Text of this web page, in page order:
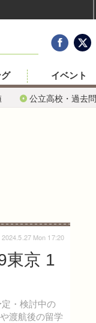
公立高校・過去問
イベント
東京 1
・検討中の
渡航後の留学
2024.5.27 Mon 17:20